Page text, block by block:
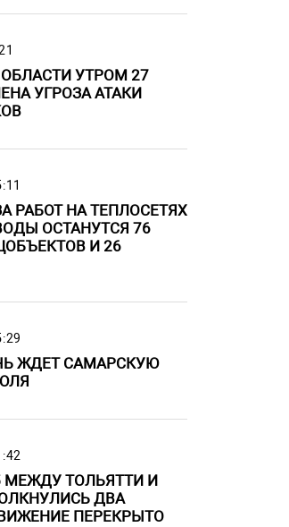
УТРОМ 27
УГРОЗА АТАКИ
РАБОТ НА ТЕПЛОСЕТЯХ
ОСТАНУТСЯ 76
И 26
ЖДЕТ САМАРСКУЮ
МЕЖДУ ТОЛЬЯТТИ И
ДВА
ПЕРЕКРЫТО